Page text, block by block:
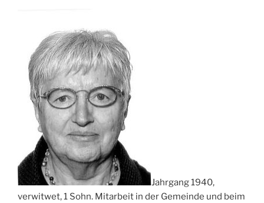
Jahrgang 1940,
verwitwet, 1 Sohn. Mitarbeit in der Gemeinde und beim